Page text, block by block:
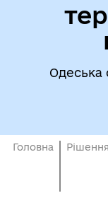
Одеська
Головна Рішення